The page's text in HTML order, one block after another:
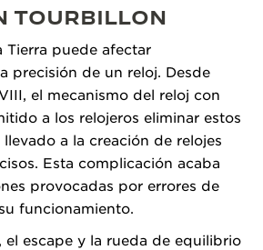
TOURBILLON
Tierra puede afectar
precisión de un reloj. Desde
el mecanismo del reloj con
a los relojeros eliminar estos
a la creación de relojes
Esta complicación acaba
provocadas por errores de
funcionamiento.
escape y la rueda de equilibrio